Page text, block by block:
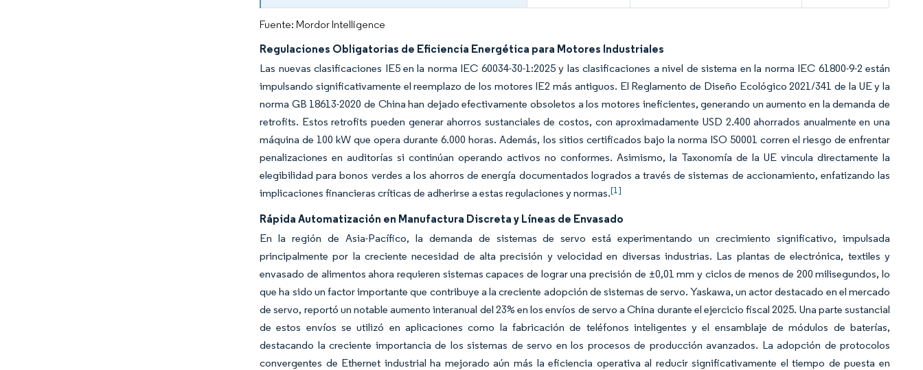
Fuente: Mordor Intelligence
Regulaciones Obligatorias de Eficiencia Energética para Motores Industriales
Las nuevas clasificaciones IE5 en la norma IEC 60034-30-1:2025 y las clasificaciones a nivel de sistema en la norma IEC 61800-9-2 están
impulsando significativamente el reemplazo de los motores IE2 más antiguos. El Reglamento de Diseño Ecológico 2021/341 de la UE y la
norma GB 18613-2020 de China han dejado efectivamente obsoletos a los motores ineficientes, generando un aumento en la demanda de
retrofits. Estos retrofits pueden generar ahorros sustanciales de costos, con aproximadamente USD 2.400 ahorrados anualmente en una
máquina de 100 kW que opera durante 6.000 horas. Además, los sitios certificados bajo la norma ISO 50001 corren el riesgo de enfrentar
penalizaciones en auditorías si continúan operando activos no conformes. Asimismo, la Taxonomía de la UE vincula directamente la
elegibilidad para bonos verdes a los ahorros de energía documentados logrados a través de sistemas de accionamiento, enfatizando las
implicaciones financieras críticas de adherirse a estas regulaciones y normas.[1]
Rápida Automatización en Manufactura Discreta y Líneas de Envasado
En la región de Asia-Pacífico, la demanda de sistemas de servo está experimentando un crecimiento significativo, impulsada
principalmente por la creciente necesidad de alta precisión y velocidad en diversas industrias. Las plantas de electrónica, textiles y
envasado de alimentos ahora requieren sistemas capaces de lograr una precisión de ±0,01 mm y ciclos de menos de 200 milisegundos, lo
que ha sido un factor importante que contribuye a la creciente adopción de sistemas de servo. Yaskawa, un actor destacado en el mercado
de servo, reportó un notable aumento interanual del 23% en los envíos de servo a China durante el ejercicio fiscal 2025. Una parte sustancial
de estos envíos se utilizó en aplicaciones como la fabricación de teléfonos inteligentes y el ensamblaje de módulos de baterías,
destacando la creciente importancia de los sistemas de servo en los procesos de producción avanzados. La adopción de protocolos
convergentes de Ethernet industrial ha mejorado aún más la eficiencia operativa al reducir significativamente el tiempo de puesta en